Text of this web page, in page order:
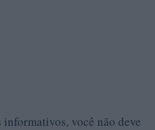
informativos, você não deve